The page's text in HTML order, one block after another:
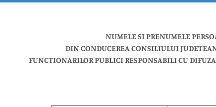
NUMELE SI PRENUMELE
DIN CONDUCEREA CONSILIULUI
FUNCTIONARILOR PUBLICI RESPONSABILI CU